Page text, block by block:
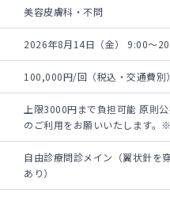
美容皮膚科・不問
2026年8月14日（金） 9:00～
100,000円/回（税込・交通費別）
上限3000円まで負担可能 原則
のご利用をお願いいたします。
クシー利用要相談
自由診療問診メイン（翼状針を
あり）